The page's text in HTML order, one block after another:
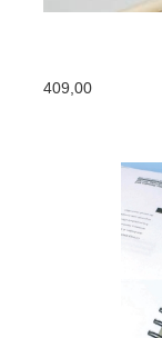
409,00